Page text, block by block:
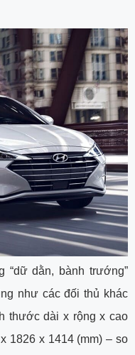
“dữ dằn, bành trướng”
như các đối thủ khác
thước dài x rộng x cao
1826 x 1414 (mm) – so